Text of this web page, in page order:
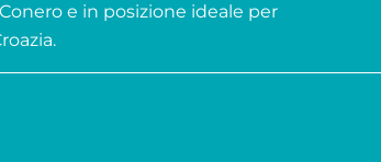
e in posizione ideale per